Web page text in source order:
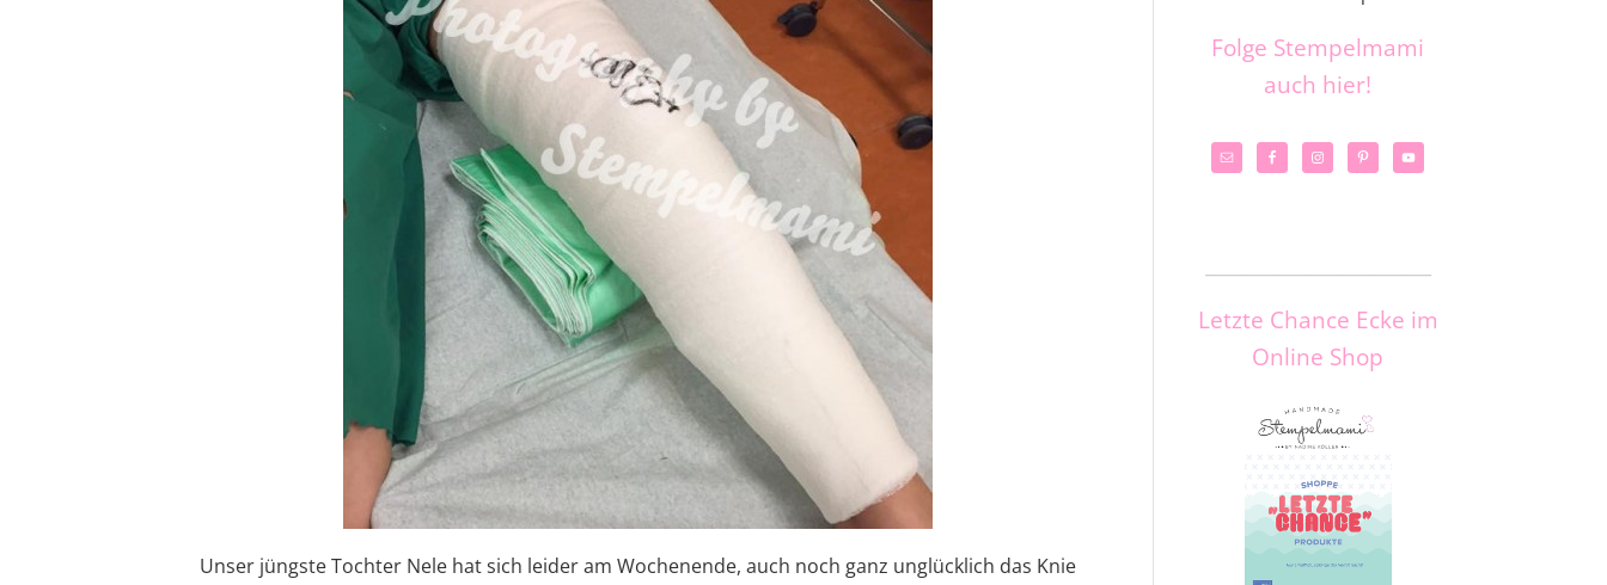
Unser jüngste Tochter Nele hat sich leider am Wochenende, auch noch ganz unglücklich das Knie
Folge Stempelmami
auch hier!
Letzte Chance Ecke im
Online Shop